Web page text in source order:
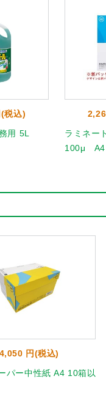
税込)
用 5L
ラミネー
100μ A4
4,050 円(税込)
パー中性紙 A4 10箱以